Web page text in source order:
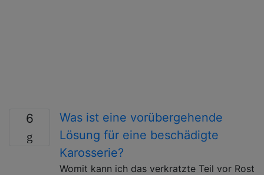
6
Was ist eine vorübergehende
Lösung für eine beschädigte
Karosserie?
Womit kann ich das verkratzte Teil vor Rost